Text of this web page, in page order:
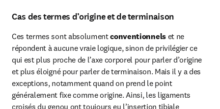
Cas des termes d’origine et de terminaison
Ces termes sont absolument conventionnels et ne
répondent à aucune vraie logique, sinon de privilégier ce
qui est plus proche de l’axe corporel pour parler d’origine
et plus éloigné pour parler de terminaison. Mais il y a des
exceptions, notamment quand on prend le point
généralement fixe comme origine. Ainsi, les ligaments
croisés du genou ont toujours eu l’insertion tibiale